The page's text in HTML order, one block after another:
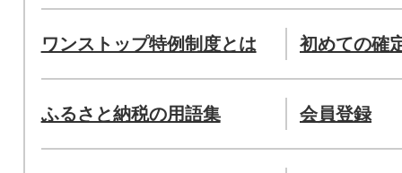
ワンストップ特例制度とは 初めての確
ふるさと納税の用語集 会員登録